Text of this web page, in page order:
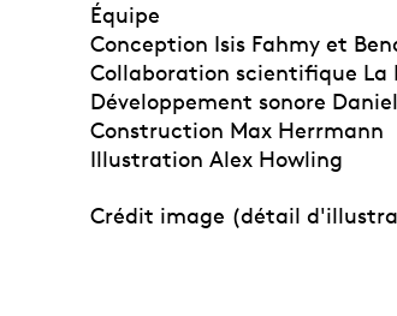
Équipe
Conception Isis Fahmy et
Collaboration scientifique La
Développement sonore
Construction Max Herrmann
Illustration Alex Howling
Crédit image (détail